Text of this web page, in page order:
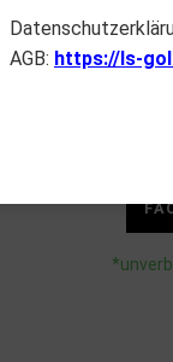
AGB: https://ls-